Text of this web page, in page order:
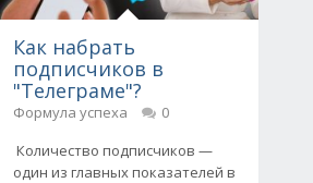
Как набрать
подписчиков в
"Телеграме"?
Формула успеха
0
Количество подписчиков —
один из главных показателей в